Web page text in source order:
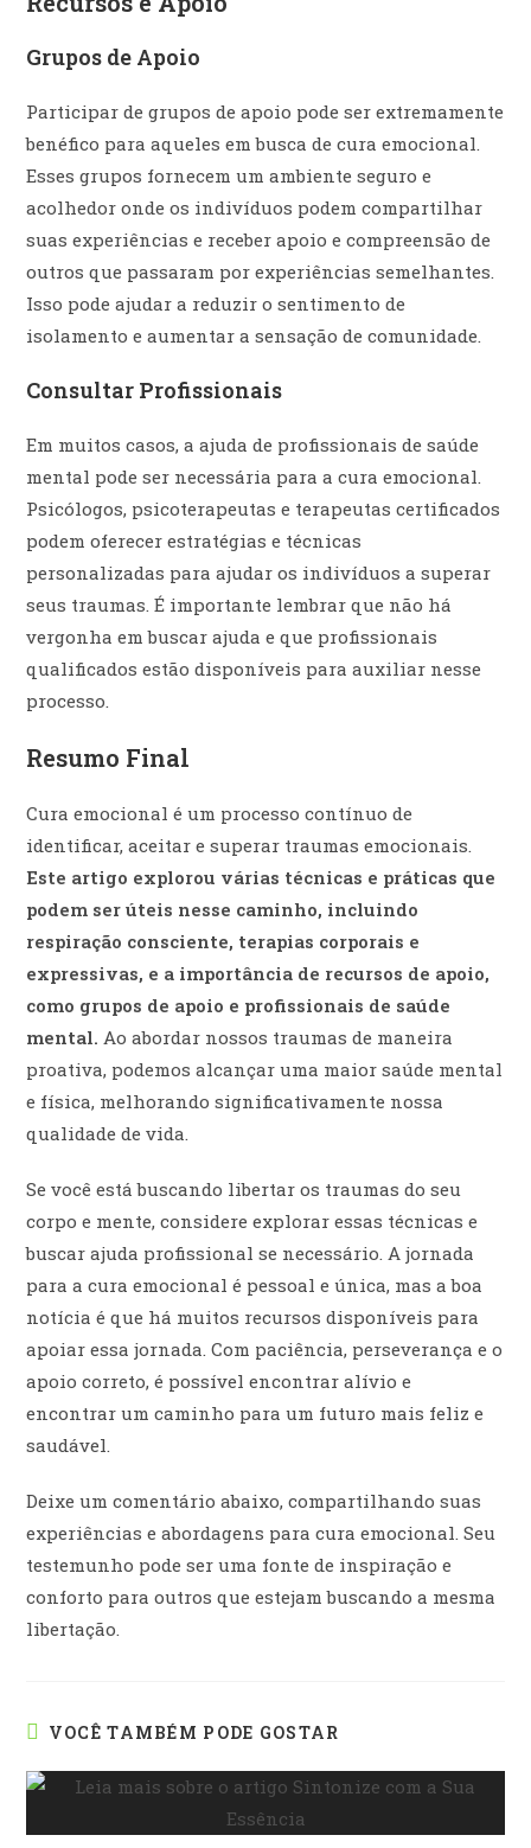
Grupos de Apoio
Participar de grupos de apoio pode ser extremamente
benéfico para aqueles em busca de cura emocional.
Esses grupos fornecem um ambiente seguro e
acolhedor onde os indivíduos podem compartilhar
suas experiências e receber apoio e compreensão de
outros que passaram por experiências semelhantes.
Isso pode ajudar a reduzir o sentimento de
isolamento e aumentar a sensação de comunidade.
Consultar Profissionais
Em muitos casos, a ajuda de profissionais de saúde
mental pode ser necessária para a cura emocional.
Psicólogos, psicoterapeutas e terapeutas certificados
podem oferecer estratégias e técnicas
personalizadas para ajudar os indivíduos a superar
seus traumas. É importante lembrar que não há
vergonha em buscar ajuda e que profissionais
qualificados estão disponíveis para auxiliar nesse
processo.
Resumo Final
Cura emocional é um processo contínuo de
identificar, aceitar e superar traumas emocionais.
Este artigo explorou várias técnicas e práticas que
podem ser úteis nesse caminho, incluindo
respiração consciente, terapias corporais e
expressivas, e a importância de recursos de apoio,
como grupos de apoio e profissionais de saúde
mental. Ao abordar nossos traumas de maneira
proativa, podemos alcançar uma maior saúde mental
e física, melhorando significativamente nossa
qualidade de vida.
Se você está buscando libertar os traumas do seu
corpo e mente, considere explorar essas técnicas e
buscar ajuda profissional se necessário. A jornada
para a cura emocional é pessoal e única, mas a boa
notícia é que há muitos recursos disponíveis para
apoiar essa jornada. Com paciência, perseverança e o
apoio correto, é possível encontrar alívio e
encontrar um caminho para um futuro mais feliz e
saudável.
Deixe um comentário abaixo, compartilhando suas
experiências e abordagens para cura emocional. Seu
testemunho pode ser uma fonte de inspiração e
conforto para outros que estejam buscando a mesma
libertação.
VOCÊ TAMBÉM PODE GOSTAR